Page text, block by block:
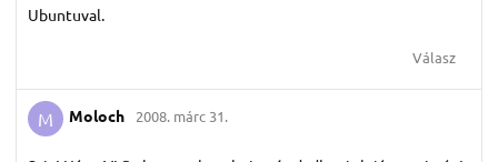
Ubuntuval.
Válasz
M Moloch 2008. márc 31.